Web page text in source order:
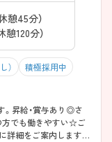
憩45分）
120分）
） 積極採用中
昇給・賞与あり◎さ
方でも働きやすい☆ご
詳細をご案内しますの